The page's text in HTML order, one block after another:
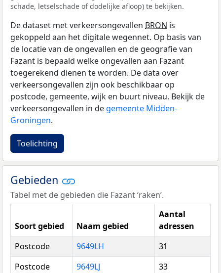
schade, letselschade of dodelijke afloop) te bekijken.
De dataset met verkeersongevallen BRON is
gekoppeld aan het digitale wegennet. Op basis van
de locatie van de ongevallen en de geografie van
Fazant is bepaald welke ongevallen aan Fazant
toegerekend dienen te worden. De data over
verkeersongevallen zijn ook beschikbaar op
postcode, gemeente, wijk en buurt niveau. Bekijk de
verkeersongevallen in de gemeente Midden-
Groningen.
Toelichting
Gebieden
Tabel met de gebieden die Fazant ‘raken’.
Soort gebied Naam gebied
Aantal
adressen
Postcode
9649LH
31
Postcode
9649LJ
33